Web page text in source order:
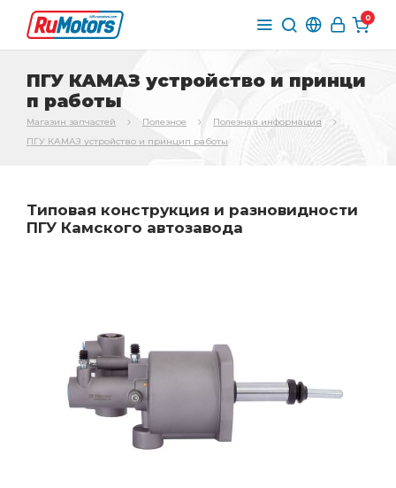
0
ПГУ КАМАЗ устройство и принци
п работы
Магазин запчастей Полезное
Полезная информация
ПГУ КАМАЗ устройство и принцип работы
Типовая конструкция и разновидности
ПГУ Камского автозавода